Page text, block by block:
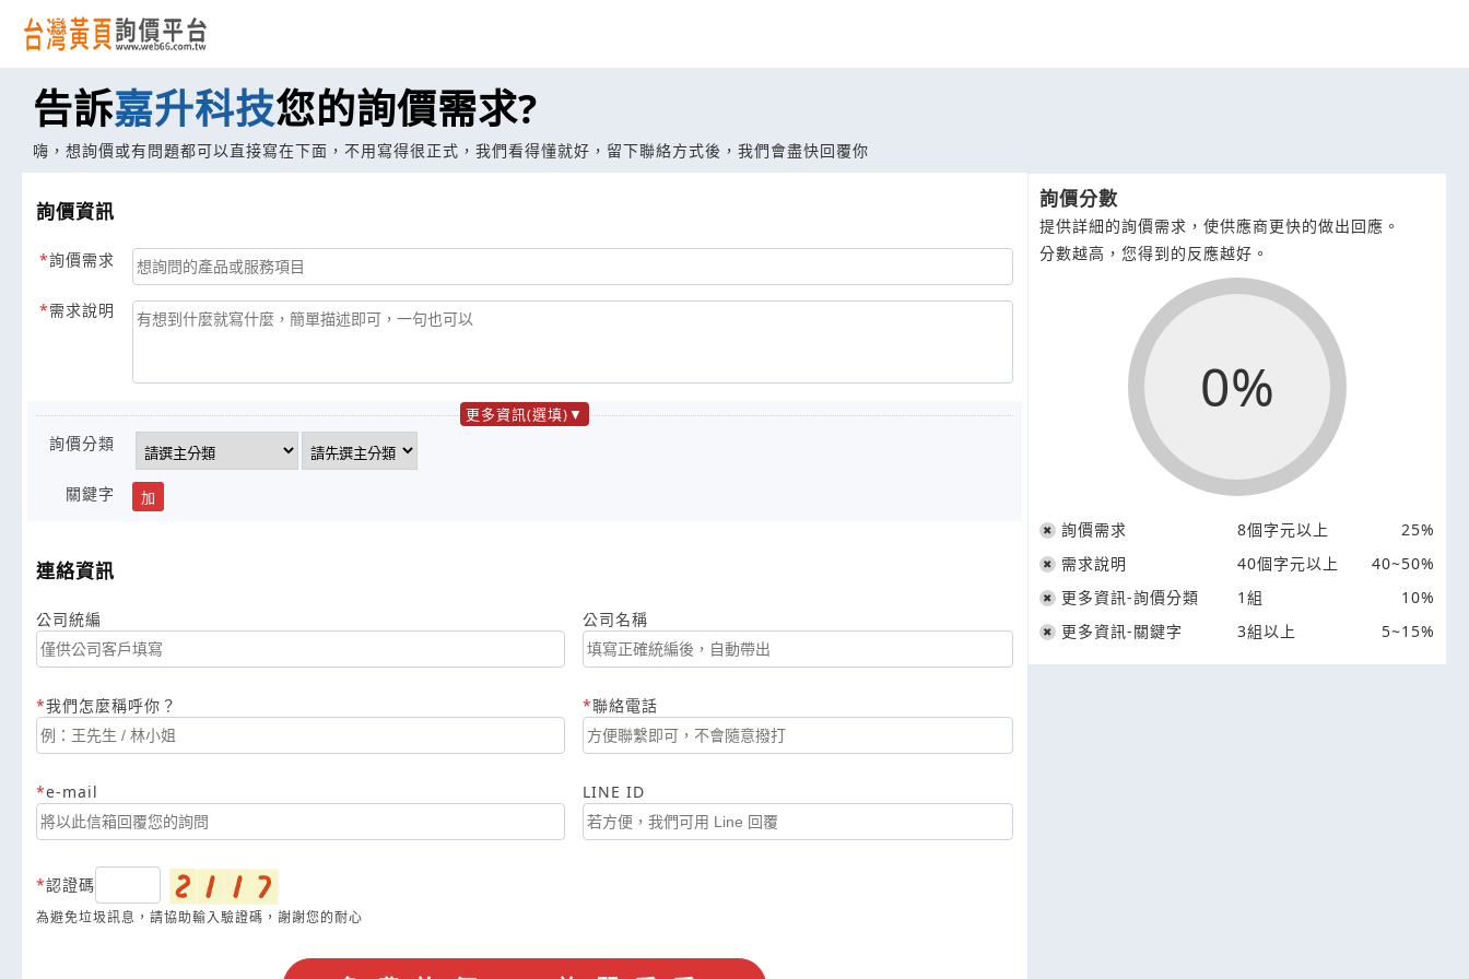
告訴嘉升科技您的詢價需求?
嗨，想詢價或有問題都可以直接寫在下面，不用寫得很正式，我們看得懂就好，留下聯絡方式後，我們會盡快回覆你
詢價資訊
詢價需求
需求說明
更多資訊(選填)
詢價分類
關鍵字 加
連絡資訊
公司統編 公司名稱
我們怎麼稱呼你？ 聯絡電話
e-mail LINE ID
認證碼
為避免垃圾訊息，請協助輸入驗證碼，謝謝您的耐心
詢價分數
提供詳細的詢價需求，使供應商更快的做出回應。
分數越高，您得到的反應越好。
0%
詢價需求 8個字元以上
25%
需求說明
40個字元以上
40~50%
更多資訊-詢價分類
1組
10%
更多資訊-關鍵字
3組以上 5~15%